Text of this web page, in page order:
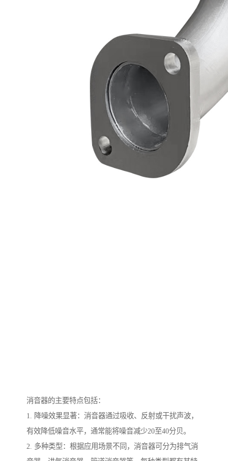
消音器的主要特点包括：
1. 降噪效果显著：消音器通过吸收、反射或干扰声波，
有效降低噪音水平，通常能将噪音减少20至40分贝。
2. 多种类型：根据应用场景不同，消音器可分为排气消